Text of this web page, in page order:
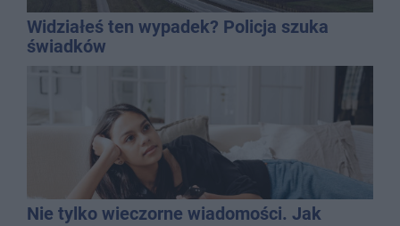
Widziałeś ten wypadek? Policja szuka
świadków
Nie tylko wieczorne wiadomości. Jak